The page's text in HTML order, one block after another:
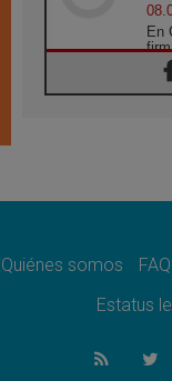
En
En
se
Quiénes somos FAQ
Estatus